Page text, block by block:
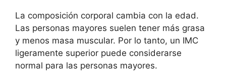
La composición corporal cambia con la edad.
Las personas mayores suelen tener más grasa
y menos masa muscular. Por lo tanto, un IMC
ligeramente superior puede considerarse
normal para las personas mayores.